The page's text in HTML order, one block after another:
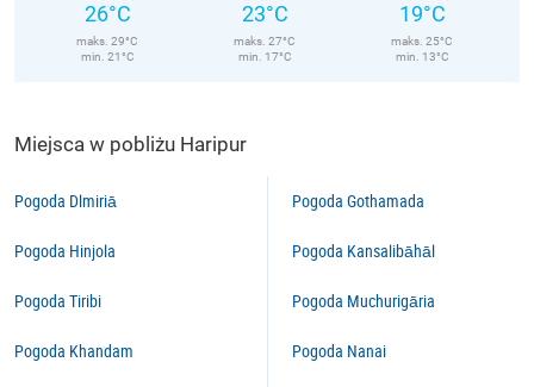
26°C
maks. 29°C
min. 21°C
23°C
maks. 27°C
min. 17°C
19°C
maks. 25°C
min. 13°C
Miejsca w pobliżu Haripur
Pogoda Dlmiriā
Pogoda Hinjola
Pogoda Tiribi
Pogoda Khandam
Pogoda Gothamada
Pogoda Kansalibāhāl
Pogoda Muchurigāria
Pogoda Nanai